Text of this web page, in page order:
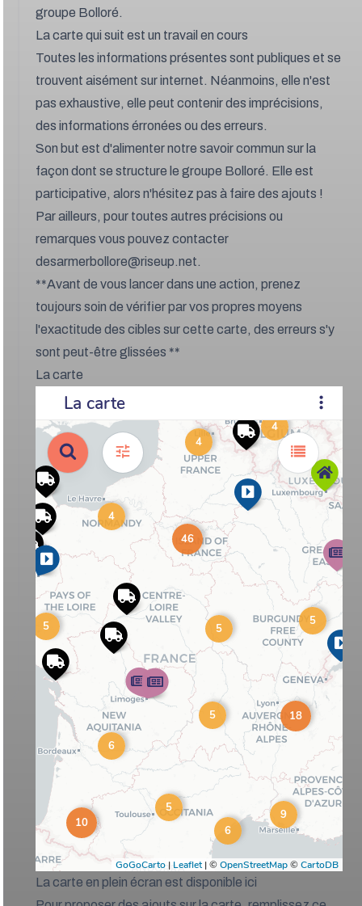
groupe Bolloré.
La carte qui suit est un travail en cours
Toutes les informations présentes sont publiques et se
trouvent aisément sur internet. Néanmoins, elle n'est
pas exhaustive, elle peut contenir des imprécisions,
des informations érronées ou des erreurs.
Son but est d'alimenter notre savoir commun sur la
façon dont se structure le groupe Bolloré. Elle est
participative, alors n'hésitez pas à faire des ajouts !
Par ailleurs, pour toutes autres précisions ou
remarques vous pouvez contacter
desarmerbollore@riseup.net.
**Avant de vous lancer dans une action, prenez
toujours soin de vérifier par vos propres moyens
l'exactitude des cibles sur cette carte, des erreurs s'y
sont peut-être glissées **
La carte
La carte en plein écran est disponible ici